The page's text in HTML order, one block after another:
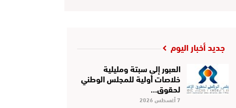
جديد أخبار اليوم
العبور إلى سبتة ومليلية
خلاصات أولية للمجلس الوطني
لحقوق…
7 أغسطس 2026